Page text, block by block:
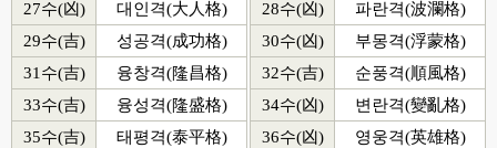
27수(凶)
대인격(大人格) 28수(凶)
파란격(波瀾格)
29수(吉)
성공격(成功格) 30수(凶)
부몽격(浮蒙格)
31수(吉)
융창격(隆昌格) 32수(吉)
순풍격(順風格)
33수(吉)
융성격(隆盛格) 34수(凶)
변란격(變亂格)
35수(吉)
태평격(泰平格) 36수(凶)
영웅격(英雄格)